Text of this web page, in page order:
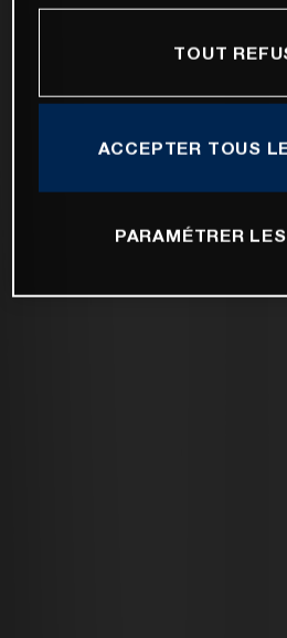
TOUT
ACCEPTER TOUS
PARAMÉTRER